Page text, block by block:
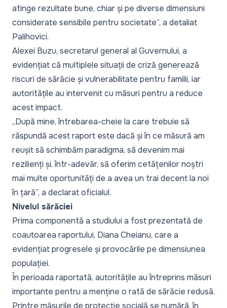
atinge rezultate bune, chiar și pe diverse dimensiuni
considerate sensibile pentru societate”, a detaliat
Palihovici.
Alexei Buzu, secretarul general al Guvernului, a
evidențiat că multiplele situații de criză generează
riscuri de sărăcie și vulnerabilitate pentru familii, iar
autoritățile au intervenit cu măsuri pentru a reduce
acest impact.
„După mine, întrebarea-cheie la care trebuie să
răspundă acest raport este dacă și în ce măsură am
reușit să schimbăm paradigma, să devenim mai
rezilienți și, într-adevăr, să oferim cetățenilor noștri
mai multe oportunități de a avea un trai decent la noi
în țară”, a declarat oficialul.
Nivelul sărăciei
Prima componentă a studiului a fost prezentată de
coautoarea raportului, Diana Cheianu, care a
evidențiat progresele și provocările pe dimensiunea
populației.
În perioada raportată, autoritățile au întreprins măsuri
importante pentru a menține o rată de sărăcie redusă.
Printre măsurile de protecție socială se numără, în